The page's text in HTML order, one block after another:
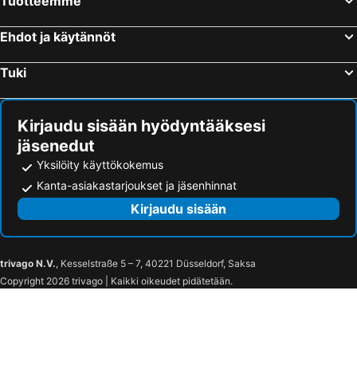
Ehdot ja käytännöt
Tuki
Kirjaudu sisään hyödyntääksesi
jäsenedut
Yksilöity käyttökokemus
Kanta-asiakastarjoukset ja jäsenhinnat
Kirjaudu sisään
trivago N.V., Kesselstraße 5 – 7, 40221 Düsseldorf, Saksa
Copyright 2026 trivago | Kaikki oikeudet pidätetään.